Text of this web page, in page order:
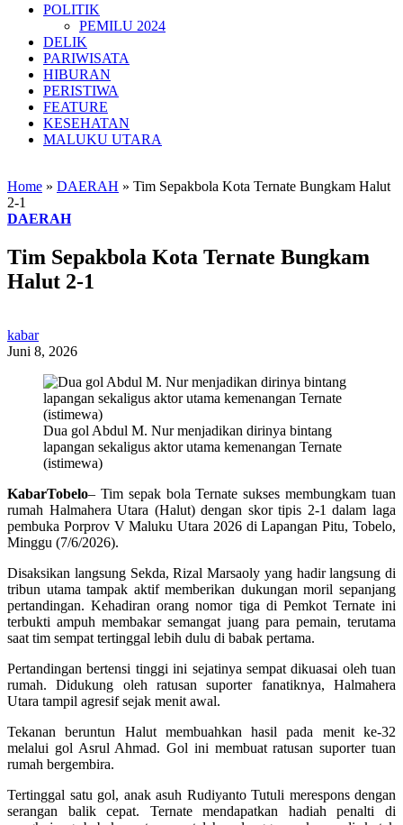
POLITIK
PEMILU 2024
DELIK
PARIWISATA
HIBURAN
PERISTIWA
FEATURE
KESEHATAN
MALUKU UTARA
Home » DAERAH » Tim Sepakbola Kota Ternate Bungkam Halut
2-1
DAERAH
Tim Sepakbola Kota Ternate Bungkam
Halut 2-1
kabar
Juni 8, 2026
Dua gol Abdul M. Nur menjadikan dirinya bintang
lapangan sekaligus aktor utama kemenangan Ternate
(istimewa)
KabarTobelo– Tim sepak bola Ternate sukses membungkam tuan
rumah Halmahera Utara (Halut) dengan skor tipis 2-1 dalam laga
pembuka Porprov V Maluku Utara 2026 di Lapangan Pitu, Tobelo,
Minggu (7/6/2026).
Disaksikan langsung Sekda, Rizal Marsaoly yang hadir langsung di
tribun utama tampak aktif memberikan dukungan moril sepanjang
pertandingan. Kehadiran orang nomor tiga di Pemkot Ternate ini
terbukti ampuh membakar semangat juang para pemain, terutama
saat tim sempat tertinggal lebih dulu di babak pertama.
Pertandingan bertensi tinggi ini sejatinya sempat dikuasai oleh tuan
rumah. Didukung oleh ratusan suporter fanatiknya, Halmahera
Utara tampil agresif sejak menit awal.
Tekanan beruntun Halut membuahkan hasil pada menit ke-32
melalui gol Asrul Ahmad. Gol ini membuat ratusan suporter tuan
rumah bergembira.
Tertinggal satu gol, anak asuh Rudiyanto Tutuli merespons dengan
serangan balik cepat. Ternate mendapatkan hadiah penalti di